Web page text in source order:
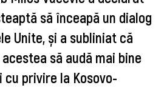
să înceapă un dialog
Unite, și a subliniat că
să audă mai bine
privire la Kosovo-